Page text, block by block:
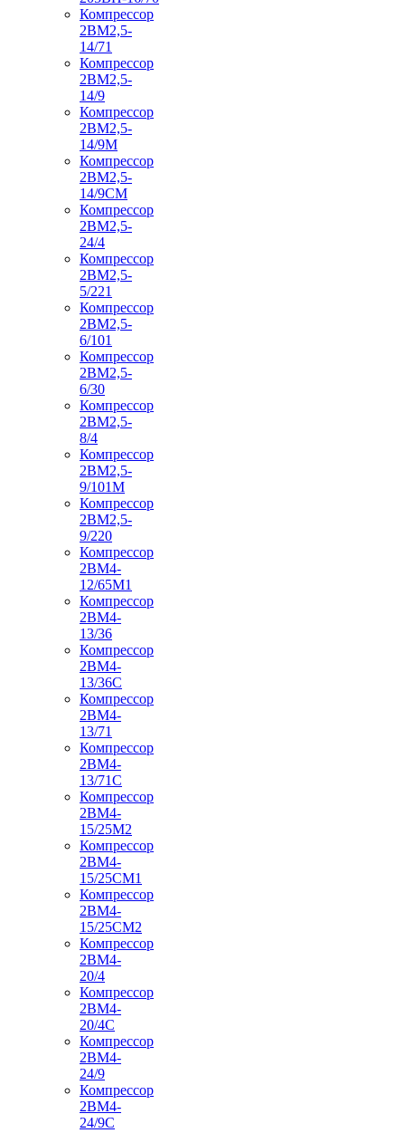
Компрессор
2ВМ2,5-
14/71
Компрессор
2ВМ2,5-
14/9
Компрессор
2ВМ2,5-
14/9М
Компрессор
2ВМ2,5-
14/9СМ
Компрессор
2ВМ2,5-
24/4
Компрессор
2ВМ2,5-
5/221
Компрессор
2ВМ2,5-
6/101
Компрессор
2ВМ2,5-
6/30
Компрессор
2ВМ2,5-
8/4
Компрессор
2ВМ2,5-
9/101М
Компрессор
2ВМ2,5-
9/220
Компрессор
2ВМ4-
12/65М1
Компрессор
2ВМ4-
13/36
Компрессор
2ВМ4-
13/36С
Компрессор
2ВМ4-
13/71
Компрессор
2ВМ4-
13/71С
Компрессор
2ВМ4-
15/25М2
Компрессор
2ВМ4-
15/25СМ1
Компрессор
2ВМ4-
15/25СМ2
Компрессор
2ВМ4-
20/4
Компрессор
2ВМ4-
20/4С
Компрессор
2ВМ4-
24/9
Компрессор
2ВМ4-
24/9С